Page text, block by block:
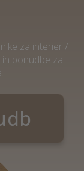
za interier /
ponudbe za